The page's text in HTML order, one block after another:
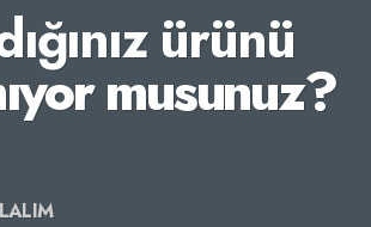
ürünü
musunuz?